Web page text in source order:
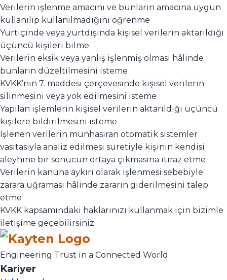
Verilerin işlenme amacını ve bunların amacına uygun
kullanılıp kullanılmadığını öğrenme
Yurtiçinde veya yurtdışında kişisel verilerin aktarıldığı
üçüncü kişileri bilme
Verilerin eksik veya yanlış işlenmiş olması hâlinde
bunların düzeltilmesini isteme
KVKK’nın 7. maddesi çerçevesinde kişisel verilerin
silinmesini veya yok edilmesini isteme
Yapılan işlemlerin kişisel verilerin aktarıldığı üçüncü
kişilere bildirilmesini isteme
İşlenen verilerin münhasıran otomatik sistemler
vasıtasıyla analiz edilmesi suretiyle kişinin kendisi
aleyhine bir sonucun ortaya çıkmasına itiraz etme
Verilerin kanuna aykırı olarak işlenmesi sebebiyle
zarara uğraması hâlinde zararın giderilmesini talep
etme
KVKK kapsamındaki haklarınızı kullanmak için bizimle
iletişime geçebilirsiniz.
Engineering Trust in a Connected World
Kariyer